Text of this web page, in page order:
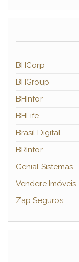
BHCorp
BHGroup
BHInfor
BHLife
Brasil Digital
BRInfor
Genial Sistemas
Vendere Imóveis
Zap Seguros